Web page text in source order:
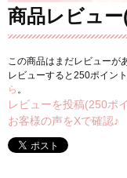
商品レビュー
この商品はまだレビューが
レビューすると250ポイン
ら 。
レビューを投稿(250ポ
お客様の声をXで確認♪